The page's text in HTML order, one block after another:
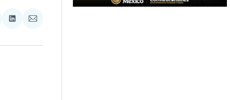
Compartir
LinkedIn
Compartir
Email